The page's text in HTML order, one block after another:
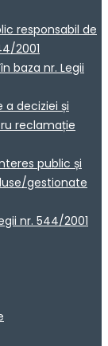
responsabil de
2001
baza nr. Legii
deciziei și
reclamație
public și
gestionate
nr. 544/2001